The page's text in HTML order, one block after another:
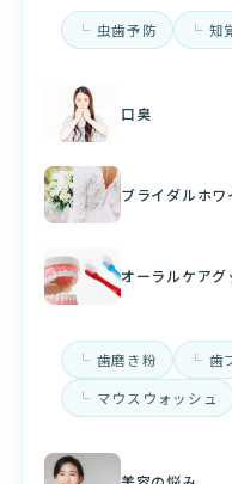
虫歯予防 知
口臭
ブライダルホワ
オーラルケアグ
歯磨き粉 歯
マウスウォッシュ